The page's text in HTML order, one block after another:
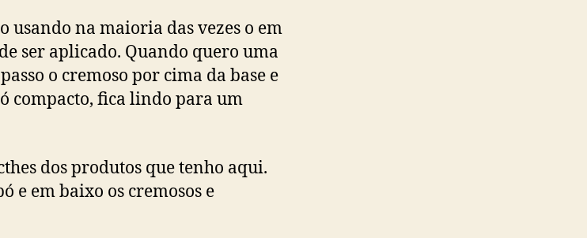
usando na maioria das vezes o em
ser aplicado. Quando quero uma
o cremoso por cima da base e
compacto, fica lindo para um
dos produtos que tenho aqui.
e em baixo os cremosos e